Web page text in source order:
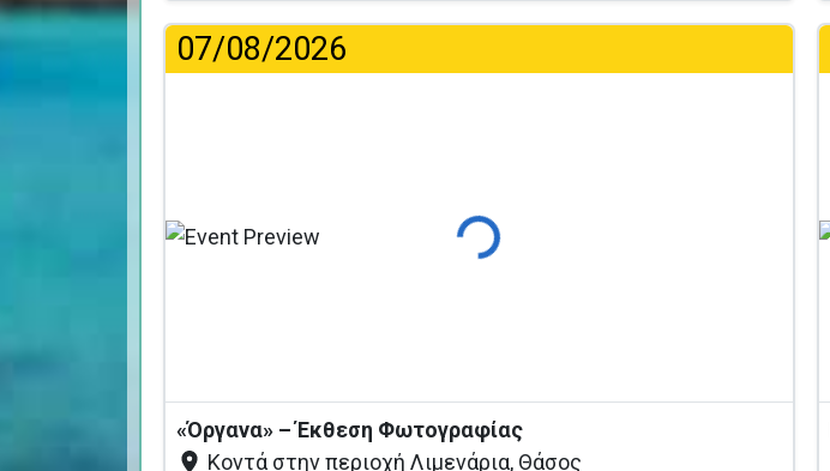
07/08/2026
Φόρτωση...
«Όργανα» – Έκθεση Φωτογραφίας
Κοντά στην περιοχή Λιμενάρια, Θάσος